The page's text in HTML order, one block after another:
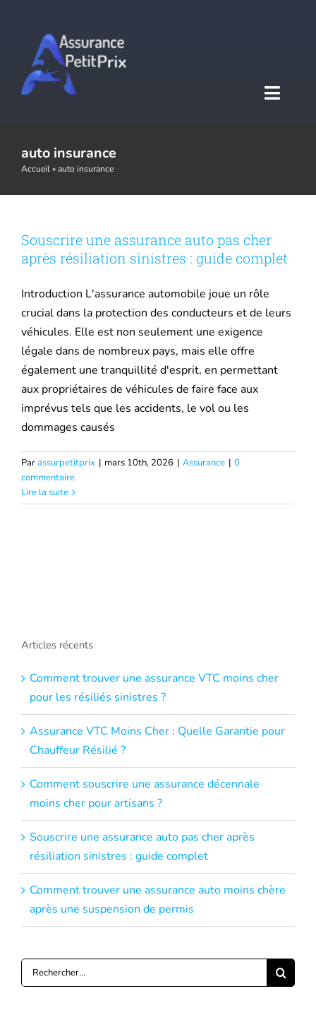
contenu
Accueil
Assurance auto
Assurance moto
Assurance habitation
Mutuelle santé
Assurance Décennale
Blog
auto insurance
Accueil»auto insurance
Souscrire une assurance auto pas cher
après résiliation sinistres : guide complet
Introduction L'assurance automobile joue un rôle
crucial dans la protection des conducteurs et de leurs
véhicules. Elle est non seulement une exigence
légale dans de nombreux pays, mais elle offre
également une tranquillité d'esprit, en permettant
aux propriétaires de véhicules de faire face aux
imprévus tels que les accidents, le vol ou les
dommages causés
Parassurpetitprix | mars 10th, 2026 | Assurance | 0
commentaire
Lire la suite
Articles récents
Comment trouver une assurance VTC moins cher
pour les résiliés sinistres ?
Assurance VTC Moins Cher : Quelle Garantie pour
Chauffeur Résilié ?
Comment souscrire une assurance décennale
moins cher pour artisans ?
Souscrire une assurance auto pas cher après
résiliation sinistres : guide complet
Comment trouver une assurance auto moins chère
après une suspension de permis
Rechercher: